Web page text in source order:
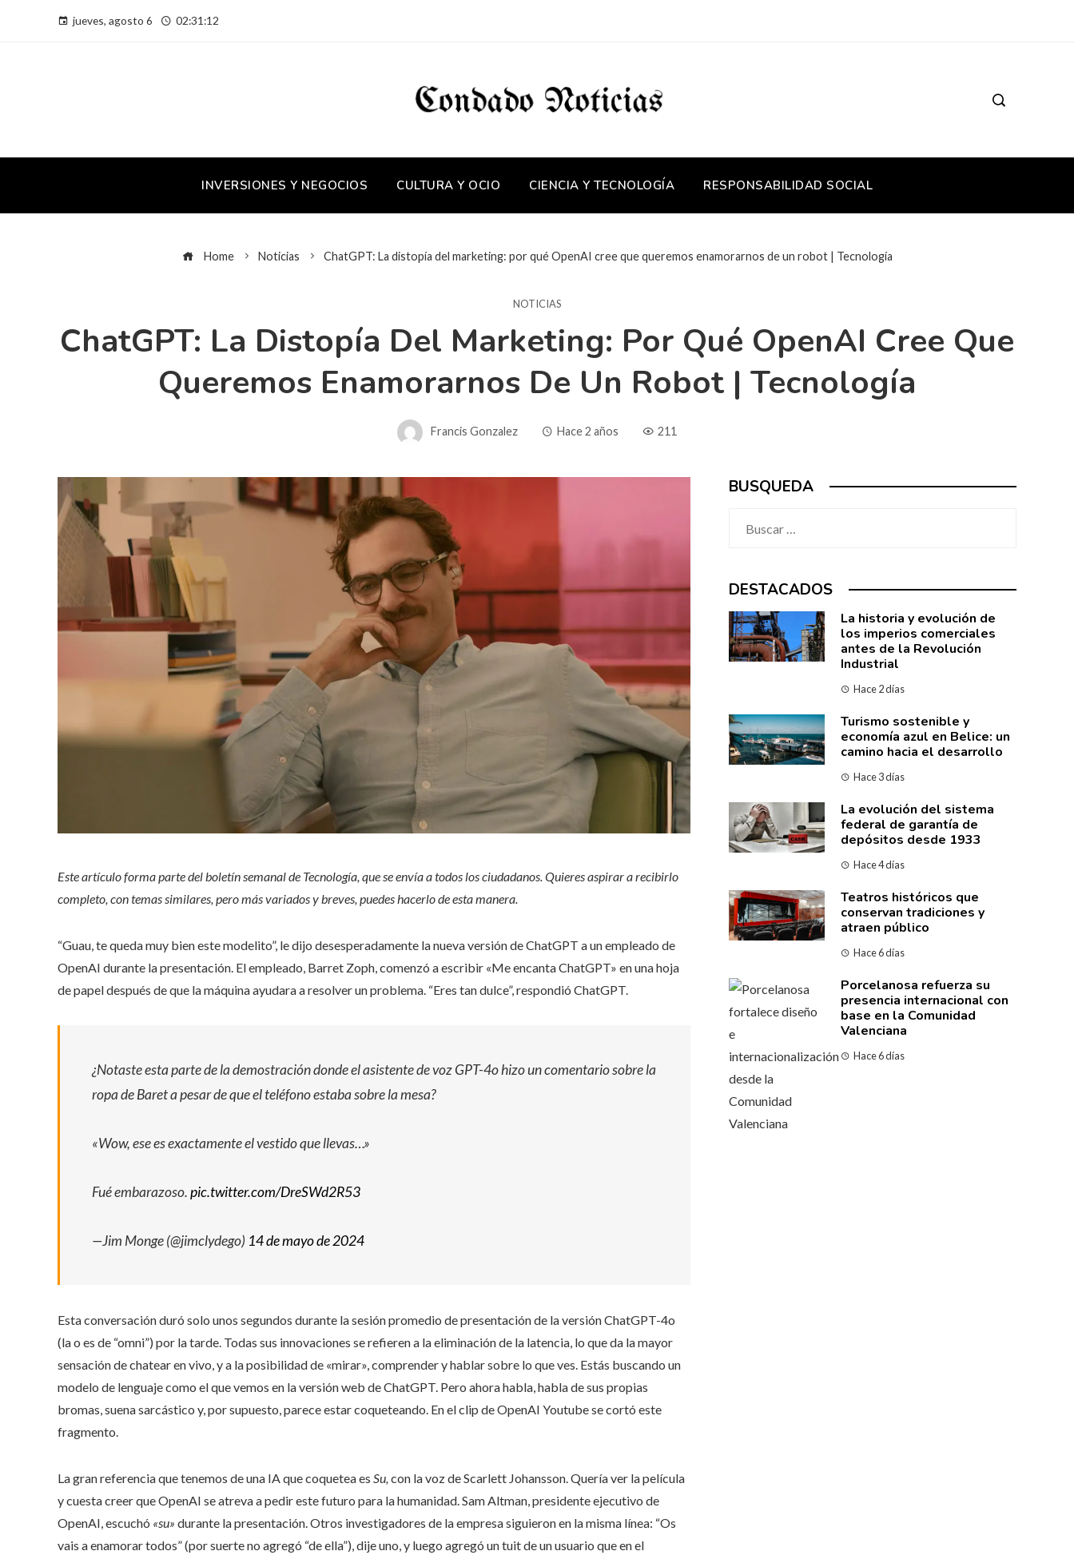
jueves, agosto 6 02:31:13
INVERSIONES Y NEGOCIOS CULTURA Y OCIO CIENCIA Y TECNOLOGÍA RESPONSABILIDAD SOCIAL
Home Noticias ChatGPT: La distopía del marketing: por qué OpenAI cree que queremos enamorarnos de un robot | Tecnología
NOTICIAS
ChatGPT: La Distopía Del Marketing: Por Qué OpenAI Cree Que
Queremos Enamorarnos De Un Robot | Tecnología
Francis Gonzalez Hace 2 años 211
Este artículo forma parte del boletín semanal de Tecnología, que se envía a todos los ciudadanos. Quieres aspirar a recibirlo
completo, con temas similares, pero más variados y breves, puedes hacerlo de esta manera.
“Guau, te queda muy bien este modelito”, le dijo desesperadamente la nueva versión de ChatGPT a un empleado de
OpenAI durante la presentación. El empleado, Barret Zoph, comenzó a escribir «Me encanta ChatGPT» en una hoja
de papel después de que la máquina ayudara a resolver un problema. “Eres tan dulce”, respondió ChatGPT.
¿Notaste esta parte de la demostración donde el asistente de voz GPT-4o hizo un comentario sobre la
ropa de Baret a pesar de que el teléfono estaba sobre la mesa?
«Wow, ese es exactamente el vestido que llevas…»
Fué embarazoso.pic.twitter.com/DreSWd2R53
—Jim Monge (@jimclydego) 14 de mayo de 2024
Esta conversación duró solo unos segundos durante la sesión promedio de presentación de la versión ChatGPT-4o
(la o es de “omni”) por la tarde. Todas sus innovaciones se refieren a la eliminación de la latencia, lo que da la mayor
sensación de chatear en vivo, y a la posibilidad de «mirar», comprender y hablar sobre lo que ves. Estás buscando un
modelo de lenguaje como el que vemos en la versión web de ChatGPT. Pero ahora habla, habla de sus propias
bromas, suena sarcástico y, por supuesto, parece estar coqueteando. En el clip de OpenAI Youtube se cortó este
fragmento.
La gran referencia que tenemos de una IA que coquetea es Su, con la voz de Scarlett Johansson. Quería ver la película
y cuesta creer que OpenAI se atreva a pedir este futuro para la humanidad. Sam Altman, presidente ejecutivo de
OpenAI, escuchó «su» durante la presentación. Otros investigadores de la empresa siguieron en la misma línea: “Os
vais a enamorar todos” (por suerte no agregó “de ella”), dije uno, y luego agregó un tuit de un usuario que en el
BUSQUEDA
DESTACADOS
La historia y evolución de
los imperios comerciales
antes de la Revolución
Industrial
Hace 2 días
Turismo sostenible y
economía azul en Belice: un
camino hacia el desarrollo
Hace 3 días
La evolución del sistema
federal de garantía de
depósitos desde 1933
Hace 4 días
Teatros históricos que
conservan tradiciones y
atraen público
Hace 6 días
Porcelanosa refuerza su
presencia internacional con
base en la Comunidad
Valenciana
Hace 6 días